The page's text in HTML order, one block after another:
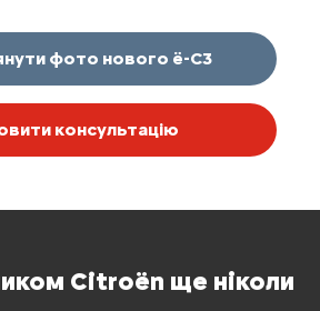
фото нового ё-С3
консультацію
Citroën ще ніколи